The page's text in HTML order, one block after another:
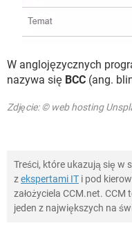
W anglojęzycznych
nazywa się BCC (ang.
Zdjęcie: © web hosting
Treści, które ukazują się w
zekspertami IT i pod
założyciela CCM.net.
jeden z największych na